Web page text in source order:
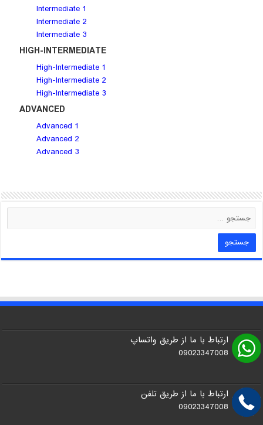
Intermediate 1
Intermediate 2
Intermediate 3
HIGH-INTERMEDIATE
High-Intermediate 1
High-Intermediate 2
High-Intermediate 3
ADVANCED
Advanced 1
Advanced 2
Advanced 3
ارتباط با ما از طریق واتساپ
09023347008
ارتباط با ما از طریق تلفن
09023347008